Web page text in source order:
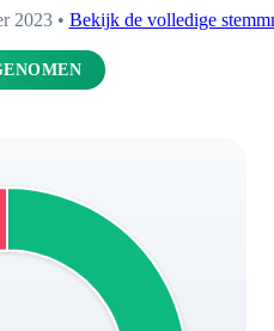
2023 • Bekijk de volledige